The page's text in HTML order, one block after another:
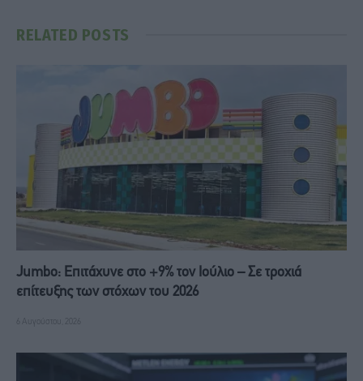
RELATED POSTS
Jumbo: Επιτάχυνε στο +9% τον Ιούλιο – Σε τροχιά
επίτευξης των στόχων του 2026
6 Αυγούστου, 2026